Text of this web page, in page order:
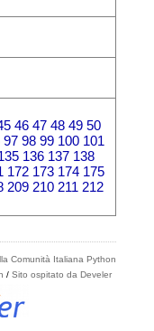
46 47 48 49 50
97 98 99 100 101
136 137 138
172 173 174 175
209 210 211 212
Comunità Italiana Python
/Sito ospitato da Develer